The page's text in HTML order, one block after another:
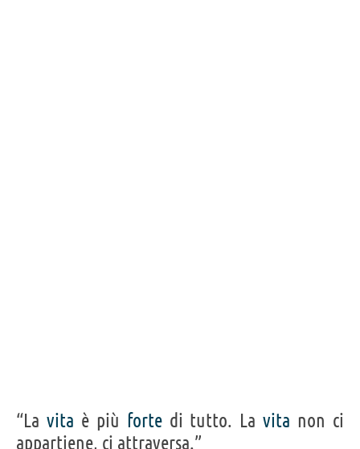
“La vita è più fortedi tutto. Lavita non ci
appartiene, ci attraversa.”